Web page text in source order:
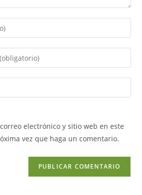
electrónico y sitio web en este
vez que haga un comentario.